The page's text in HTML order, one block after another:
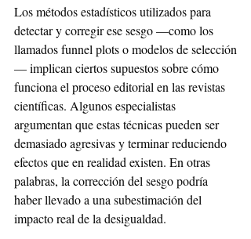
Los métodos estadísticos utilizados para
detectar y corregir ese sesgo —como los
llamados funnel plots o modelos de selección
— implican ciertos supuestos sobre cómo
funciona el proceso editorial en las revistas
científicas. Algunos especialistas
argumentan que estas técnicas pueden ser
demasiado agresivas y terminar reduciendo
efectos que en realidad existen. En otras
palabras, la corrección del sesgo podría
haber llevado a una subestimación del
impacto real de la desigualdad.